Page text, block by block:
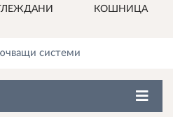
КОШНИЦА
системи